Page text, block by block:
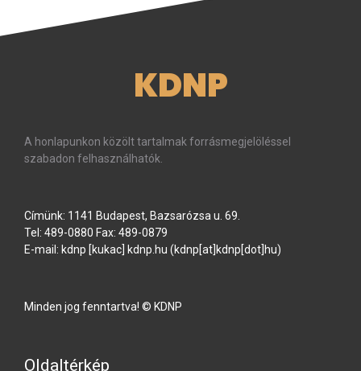
KDNP
A honlapunkon közölt tartalmak forrásmegjelöléssel
szabadon felhasználhatók.
Címünk: 1141 Budapest, Bazsarózsa u. 69.
Tel: 489-0880 Fax: 489-0879
E-mail: kdnp [kukac] kdnp hu (kdnp[at]kdnp[dot]hu)
Minden jog fenntartva! © KDNP
Oldaltérkép